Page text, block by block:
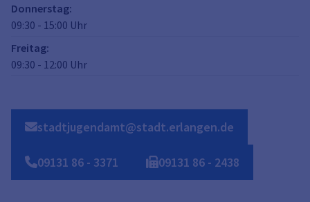
Donnerstag:
09:30 - 15:00 Uhr
Freitag:
09:30 - 12:00 Uhr
stadtjugendamt@stadt.erlangen.de
09131 86 - 3371 09131 86 - 2438